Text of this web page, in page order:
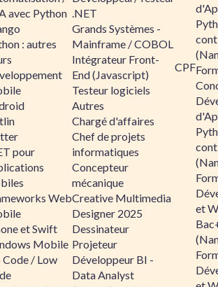
avec Python
: autres
pour
Web
et Swift
Mobile
/ Low
.NET
Grands Systèmes -
Mainframe / COBOL
Intégrateur Front-
End (Javascript)
Testeur logiciels
Autres
Chargé d'affaires
Chef de projets
informatiques
Concepteur
mécanique
Creative Multimedia
Designer 2025
Dessinateur
Projeteur
Développeur BI -
Data Analyst
CPF
et